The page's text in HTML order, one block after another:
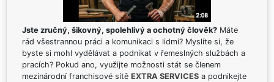
Jste zručný, šikovný, spolehlivý a ochotný člověk? Máte
rád všestrannou práci a komunikaci s lidmi? Myslíte si, že
byste si mohl vydělávat a podnikat v řemeslných službách a
pracích? Pokud ano, využijte možnosti stát se členem
mezinárodní franchisové sítě EXTRA SERVICES a podnikejte